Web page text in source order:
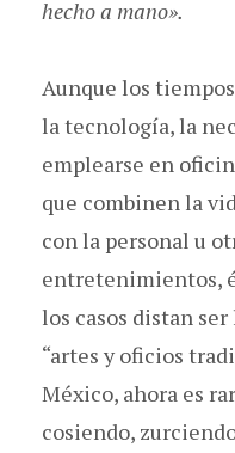
hecho a mano».
Aunque los
la tecnología, la
emplearse en
que combinen la
con la personal u
entretenimientos,
los casos distan
“artes y oficios
México, ahora es
cosiendo,